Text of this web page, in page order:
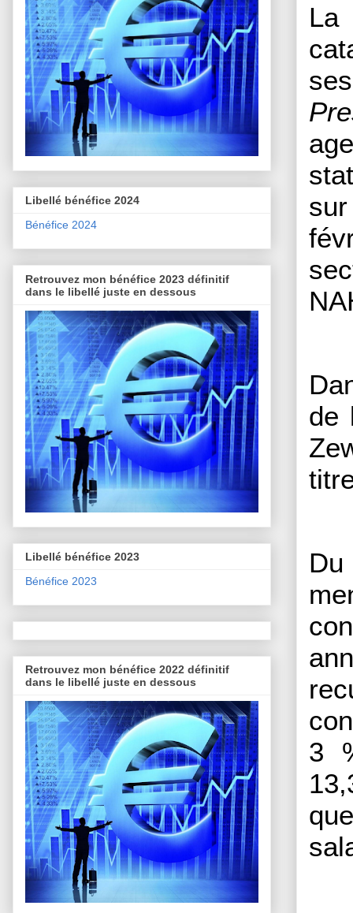
La
de
3
Libellé bénéfice 2024
Bénéfice 2024
Retrouvez mon bénéfice 2023 définitif
dans le libellé juste en dessous
Libellé bénéfice 2023
Bénéfice 2023
Retrouvez mon bénéfice 2022 définitif
dans le libellé juste en dessous